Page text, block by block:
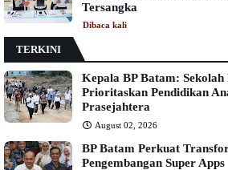
Tersangka
Dibaca kali
TERKINI
Kepala BP Batam:
Prioritaskan Pendidikan
Prasejahtera
August 02, 2026
BP Batam Perkuat
Pengembangan Super Apps